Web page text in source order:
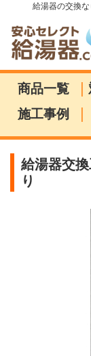
給湯器の交換
商品一覧 |
施工事例
|
給湯器交
り